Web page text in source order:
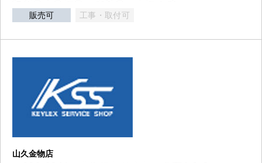
販売可 工事・取付可
山久金物店